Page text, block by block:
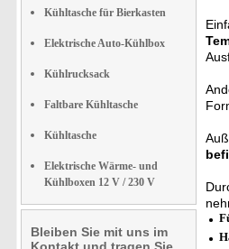
Kühltasche für Bierkasten
Elektrische Auto-Kühlbox
Kühlrucksack
Faltbare Kühltasche
Kühltasche
Elektrische Wärme- und
Kühlboxen 12 V / 230 V
Bleiben Sie mit uns im